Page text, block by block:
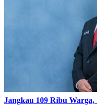
Jangkau 109 Ribu